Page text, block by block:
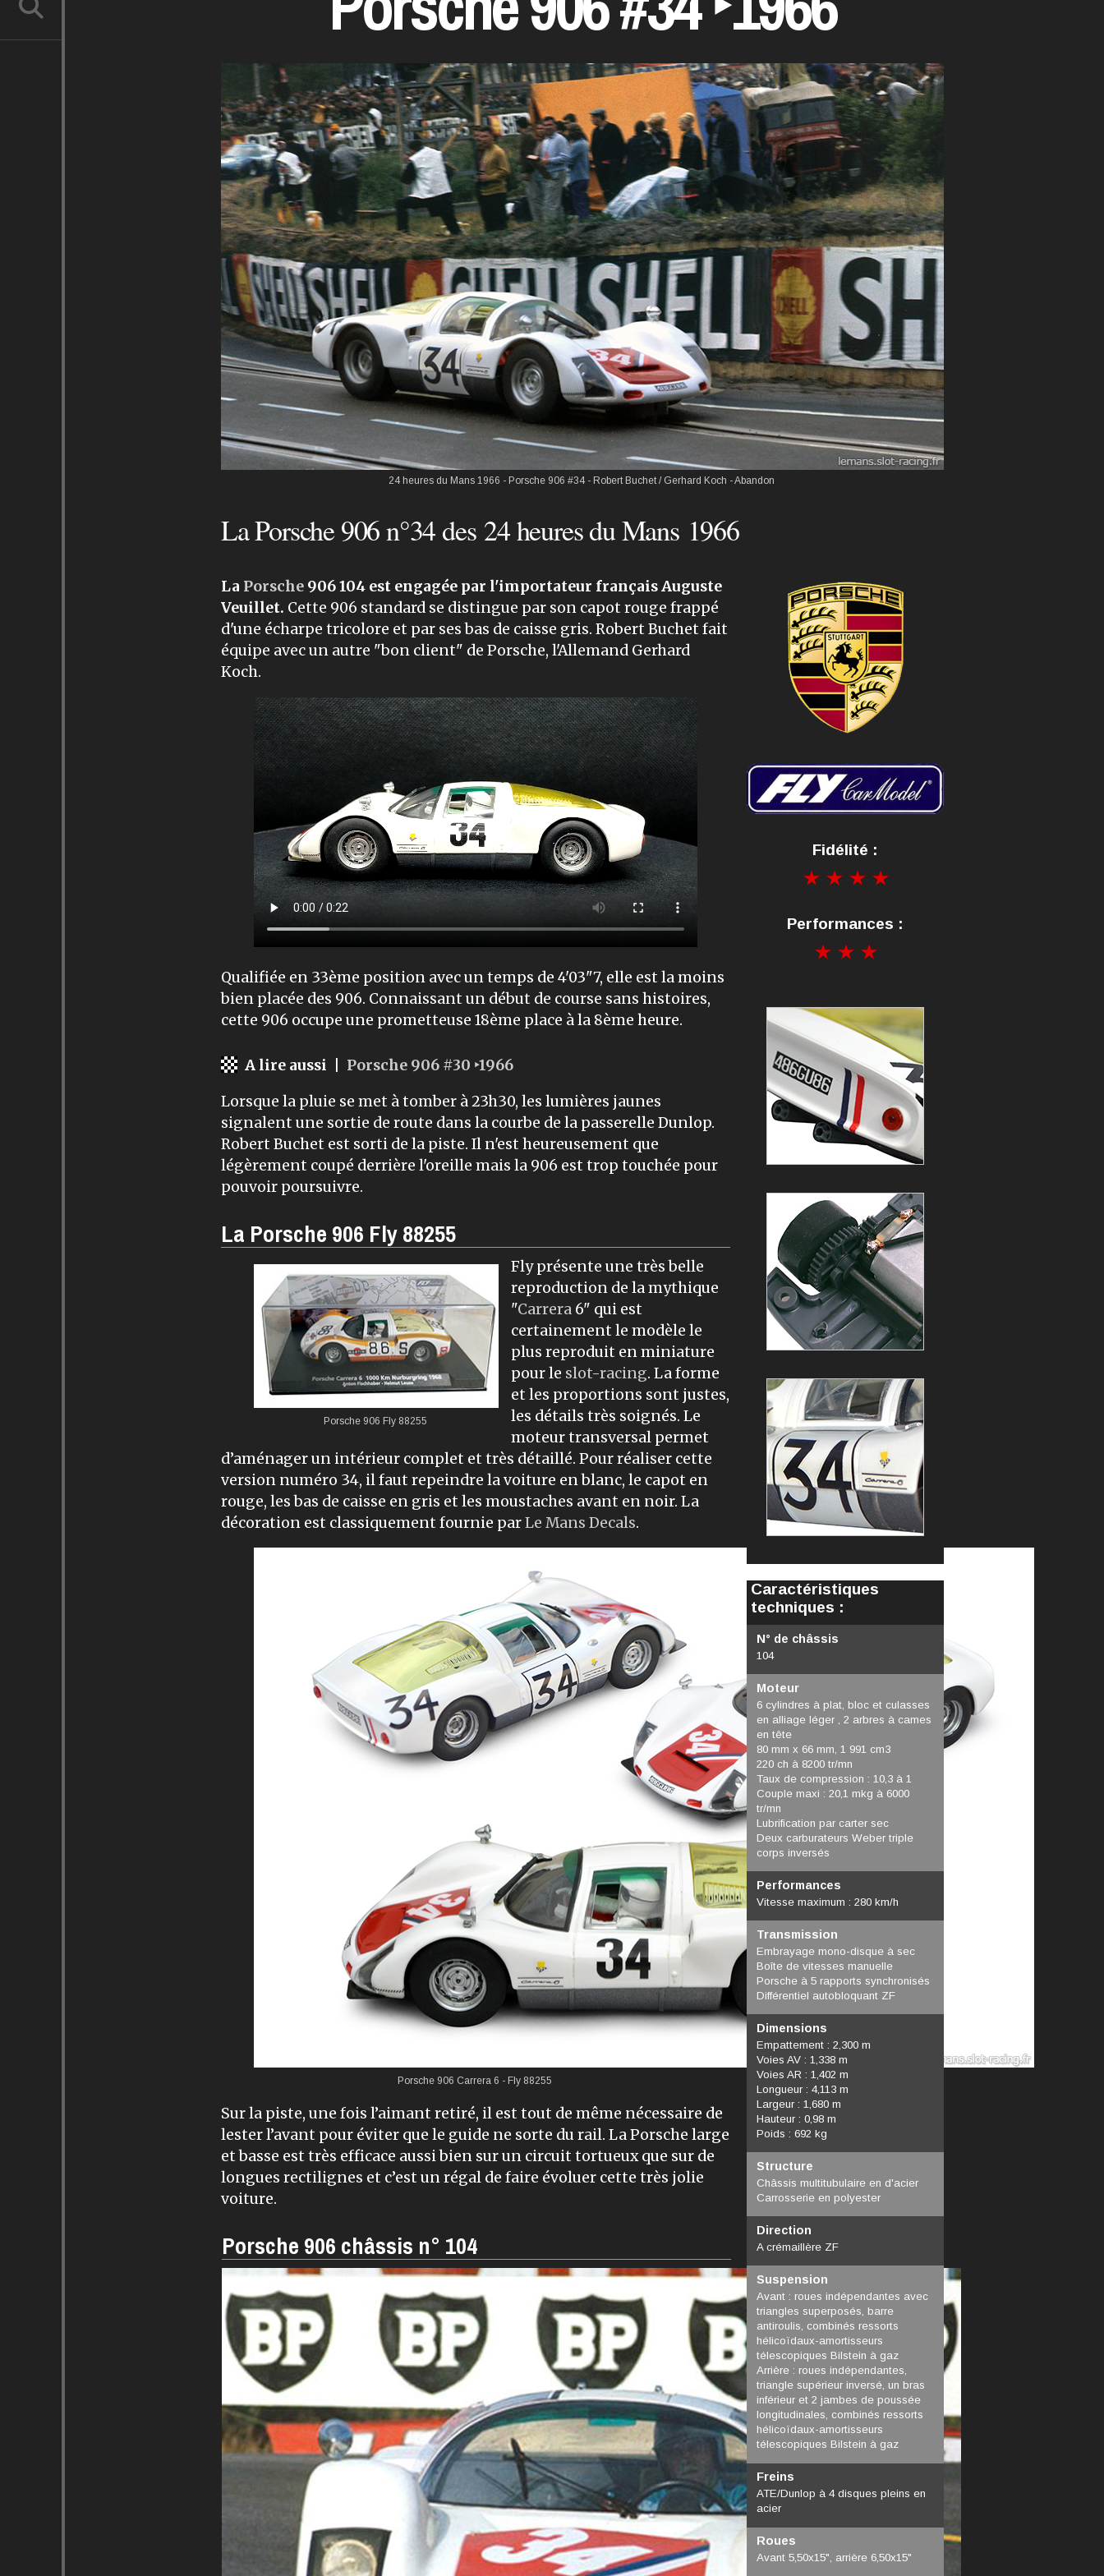
24 heures du Mans 1966 - Porsche 906 #34 - Robert Buchet / Gerhard Koch - Abandon
La Porsche 906 n°34 des 24 heures du Mans 1966
La Porsche 906 104 est engagée par l'importateur français Auguste
Veuillet. Cette 906 stan­dard se distingue par son capot rouge frappé
d'une écharpe tricolore et par ses bas de caisse gris. Robert Buchet fait
équipe avec un autre "bon client" de Porsche, l'Allemand Gerhard
Koch.
Qualifiée en 33ème position avec un temps de 4'03"7, elle est la moins
bien placée des 906. Connaissant un début de course sans histoires,
cette 906 occupe une prometteuse 18ème place à la 8ème heure.
A lire aussi | Porsche 906 #30 ‣1966
Lorsque la pluie se met à tomber à 23h30, les lumières jaunes
signalent une sortie de route dans la courbe de la passerelle Dunlop.
Robert Buchet est sorti de la piste. Il n'est heureusement que
légèrement coupé derrière l'oreille mais la 906 est trop touchée pour
pou­voir poursuivre.
La Porsche 906 Fly 88255
Porsche 906 Fly88255
Fly présente une très belle
reproduction de la mythique
"Carrera 6" qui est
certainement le modèle le
plus reproduit en miniature
pour le slot-racing. La forme
et les proportions sont justes,
les détails très soignés. Le
moteur transversal permet
d’aménager un intérieur complet et très détaillé. Pour réaliser cette
version numéro 34, il faut repeindre la voiture en blanc, le capot en
rouge, les bas de caisse en gris et les moustaches avant en noir. La
décoration est classiquement fournie parLe Mans Decals.
Porsche 906 Carrera 6 - Fly 88255
Sur la piste, une fois l’aimant retiré, il est tout de même nécessaire de
lester l’avant pour éviter que le guide ne sorte du rail. La Porsche large
et basse est très efficace aussi bien sur un circuit tortueux que sur de
longues rectilignes et c’est un régal de faire évoluer cette très jolie
voiture.
Porsche 906 châssis n° 104
Fidélité :
Performances :
Caractéristiques
techniques :
N° de châssis
104
Moteur
6 cylindres à plat, bloc et culasses
en alliage léger , 2 arbres à cames
en tête
80 mm x 66 mm, 1 991 cm3
220 ch à 8200 tr/mn
Taux de compression : 10,3 à 1
Couple maxi : 20,1 mkg à 6000
tr/mn
Lubrification par carter sec
Deux carburateurs Weber triple
corps inversés
Performances
Vitesse maximum : 280 km/h
Transmission
Embrayage mono-disque à sec
Boîte de vitesses manuelle
Porsche à 5 rapports synchronisés
Différentiel autobloquant ZF
Dimensions
Empattement : 2,300 m
Voies AV : 1,338 m
Voies AR : 1,402 m
Longueur : 4,113 m
Largeur : 1,680 m
Hauteur : 0,98 m
Poids : 692 kg
Structure
Châssis multitubulaire en d'acier
Carrosserie en polyester
Direction
A crémaillère ZF
Suspension
Avant : roues indépendantes avec
triangles superposés, barre
antiroulis, combinés ressorts
hélicoïdaux-amortisseurs
télescopiques Bilstein à gaz
Arrière : roues indépendantes,
triangle supérieur inversé, un bras
inférieur et 2 jambes de poussée
longitudinales, combinés ressorts
hélicoïdaux-amortisseurs
télescopiques Bilstein à gaz
Freins
ATE/Dunlop à 4 disques pleins en
acier
Roues
Avant 5,50x15", arrière 6,50x15"